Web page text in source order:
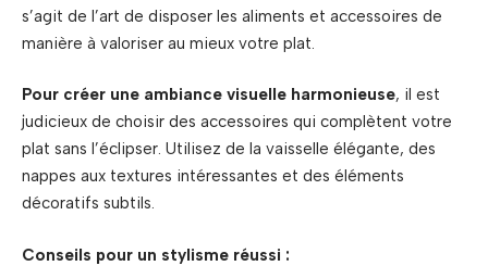
s’agit de l’art de disposer les aliments et accessoires de
manière à valoriser au mieux votre plat.
Pour créer une ambiance visuelle harmonieuse, il est
judicieux de choisir des accessoires qui complètent votre
plat sans l’éclipser. Utilisez de la vaisselle élégante, des
nappes aux textures intéressantes et des éléments
décoratifs subtils.
Conseils pour un stylisme réussi :